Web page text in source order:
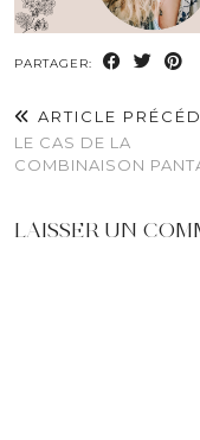
PARTAGER:
ARTICLE
LE CAS DE LA
COMBINAISON
LAISSER UN